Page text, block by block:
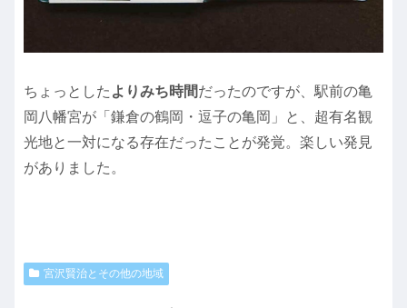
ちょっとした よりみち時間だったのですが、駅前の亀
岡八幡宮が「鎌倉の鶴岡・逗子の亀岡」と、超有名観
光地と一対になる存在だったことが発覚。楽しい発見
がありました。
宮沢賢治とその他の地域